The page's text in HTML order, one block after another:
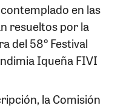
en las
resueltos por la
del 58º Festival
Iqueña FIVI
la Comisión